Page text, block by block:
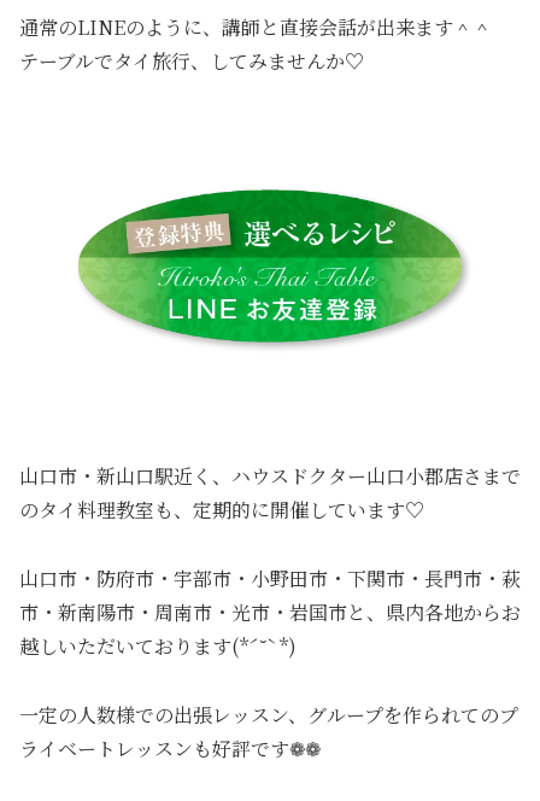
通常のLINEのように、講師と直接会話が出来ます＾＾
テーブルでタイ旅行、してみませんか♡
山口市・新山口駅近く、ハウスドクター山口小郡店さまで
のタイ料理教室も、定期的に開催しています♡
山口市・防府市・宇部市・小野田市・下関市・長門市・萩
市・新南陽市・周南市・光市・岩国市と、県内各地からお
越しいただいております(*ˊ˘ˋ*)
一定の人数様での出張レッスン、グループを作られてのプ
ライベートレッスンも好評です❁❁